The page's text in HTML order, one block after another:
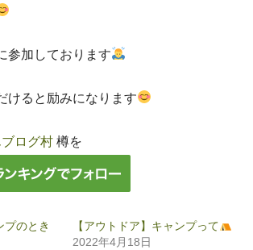
参加しております
けると励みになります
ログ村 樽を
プのとき
【アウトドア】キャンプって
2022年4月18日